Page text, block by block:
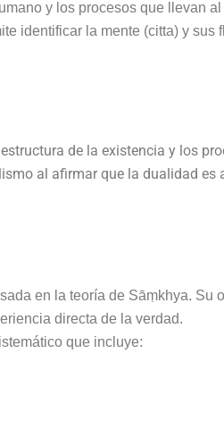
y los procesos que llevan
identificar la mente (citta) y sus
de la existencia y los
al afirmar que la dualidad es
en la teoría de Sāṃkhya. Su
directa de la verdad.
que incluye: